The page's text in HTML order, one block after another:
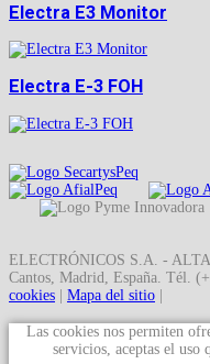
Electra E3 Monitor
Electra E-3 FOH
ELECTRÓNICOS S.A. -
Cantos, Madrid, España. Tél.
cookies
Mapa del sitio
Las cookies nos permiten
servicios, aceptas el uso